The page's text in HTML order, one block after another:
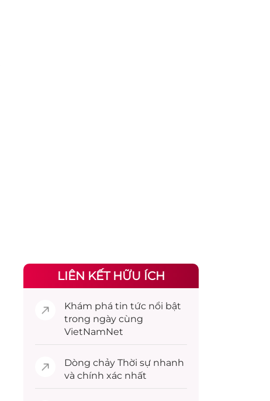
LIÊN KẾT HỮU ÍCH
Khám phá tin tức nổi bật
trong ngày cùng
VietNamNet
Dòng chảy Thời sự nhanh
và chính xác nhất